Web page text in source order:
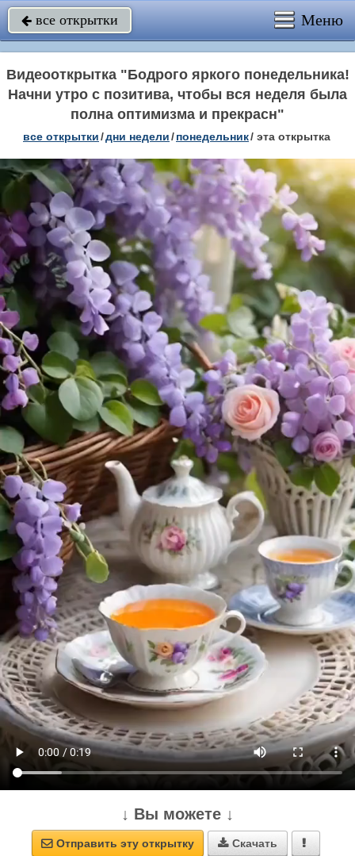
 все открытки Меню
Видеооткрытка "Бодрого яркого понедельника!
Начни утро с позитива, чтобы вся неделя была
полна оптимизма и прекрасн"
все открытки/дни недели/понедельник/ эта открытка
↓ Вы можете ↓
 Отправить эту открытку  Скачать 